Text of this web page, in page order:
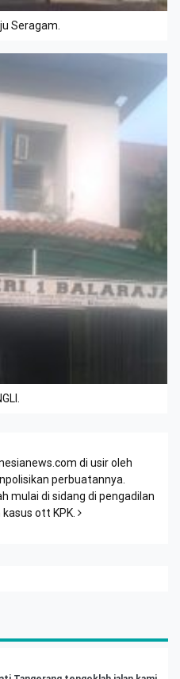
Seragam.
di usir oleh
perbuatannya.
mulai di sidang di pengadilan
ott KPK.